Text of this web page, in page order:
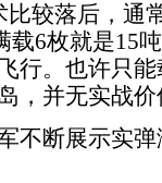
较落后，通
载6枚就是15
行。也许只
，并无实战价
不断展示实